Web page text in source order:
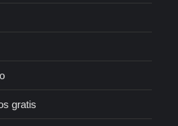
gratis